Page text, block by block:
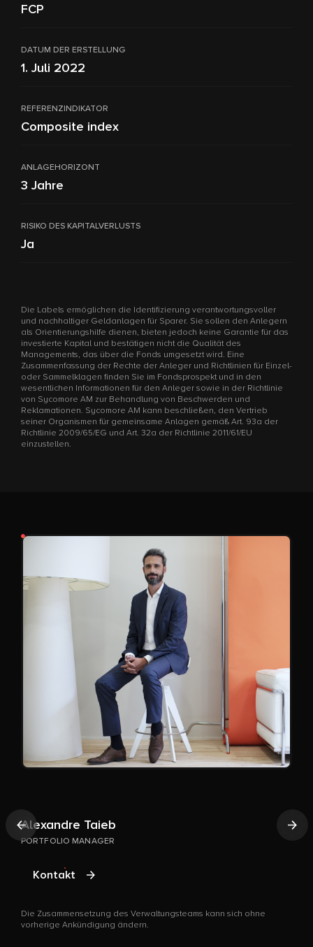
FCP
DATUM DER ERSTELLUNG
1. Juli 2022
REFERENZINDIKATOR
Composite index
ANLAGEHORIZONT
3 Jahre
RISIKO DES KAPITALVERLUSTS
Ja
Die Labels ermöglichen die Identifizierung verantwortungsvoller
und nachhaltiger Geldanlagen für Sparer. Sie sollen den Anlegern
als Orientierungshilfe dienen, bieten jedoch keine Garantie für das
investierte Kapital und bestätigen nicht die Qualität des
Managements, das über die Fonds umgesetzt wird. Eine
Zusammenfassung der Rechte der Anleger und Richtlinien für Einzel-
oder Sammelklagen finden Sie im Fondsprospekt und in den
wesentlichen Informationen für den Anleger sowie in der Richtlinie
von Sycomore AM zur Behandlung von Beschwerden und
Reklamationen. Sycomore AM kann beschließen, den Vertrieb
seiner Organismen für gemeinsame Anlagen gemäß Art. 93a der
Richtlinie 2009/65/EG und Art. 32a der Richtlinie 2011/61/EU
einzustellen.
Alexandre Taieb
PORTFOLIO MANAGER
Kontakt
Die Zusammensetzung des Verwaltungsteams kann sich ohne
vorherige Ankündigung ändern.
Vorherige